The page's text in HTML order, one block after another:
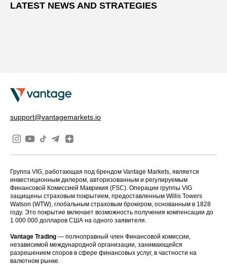
LATEST NEWS AND STRATEGIES
support@vantagemarkets.io
Группа VIG, работающая под брендом Vantage Markets, является
инвестиционным дилером, авторизованным и регулируемым
Финансовой Комиссией Маврикия (FSC). Операции группы VIG
защищены страховым покрытием, предоставленным Willis Towers
Watson (WTW), глобальным страховым брокером, основанным в 1828
году. Это покрытие включает возможность получения компенсации до
1 000 000 долларов США на одного заявителя.
Vantage Trading — полноправный член Финансовой комиссии,
независимой международной организации, занимающейся
разрешением споров в сфере финансовых услуг, в частности на
валютном рынке.